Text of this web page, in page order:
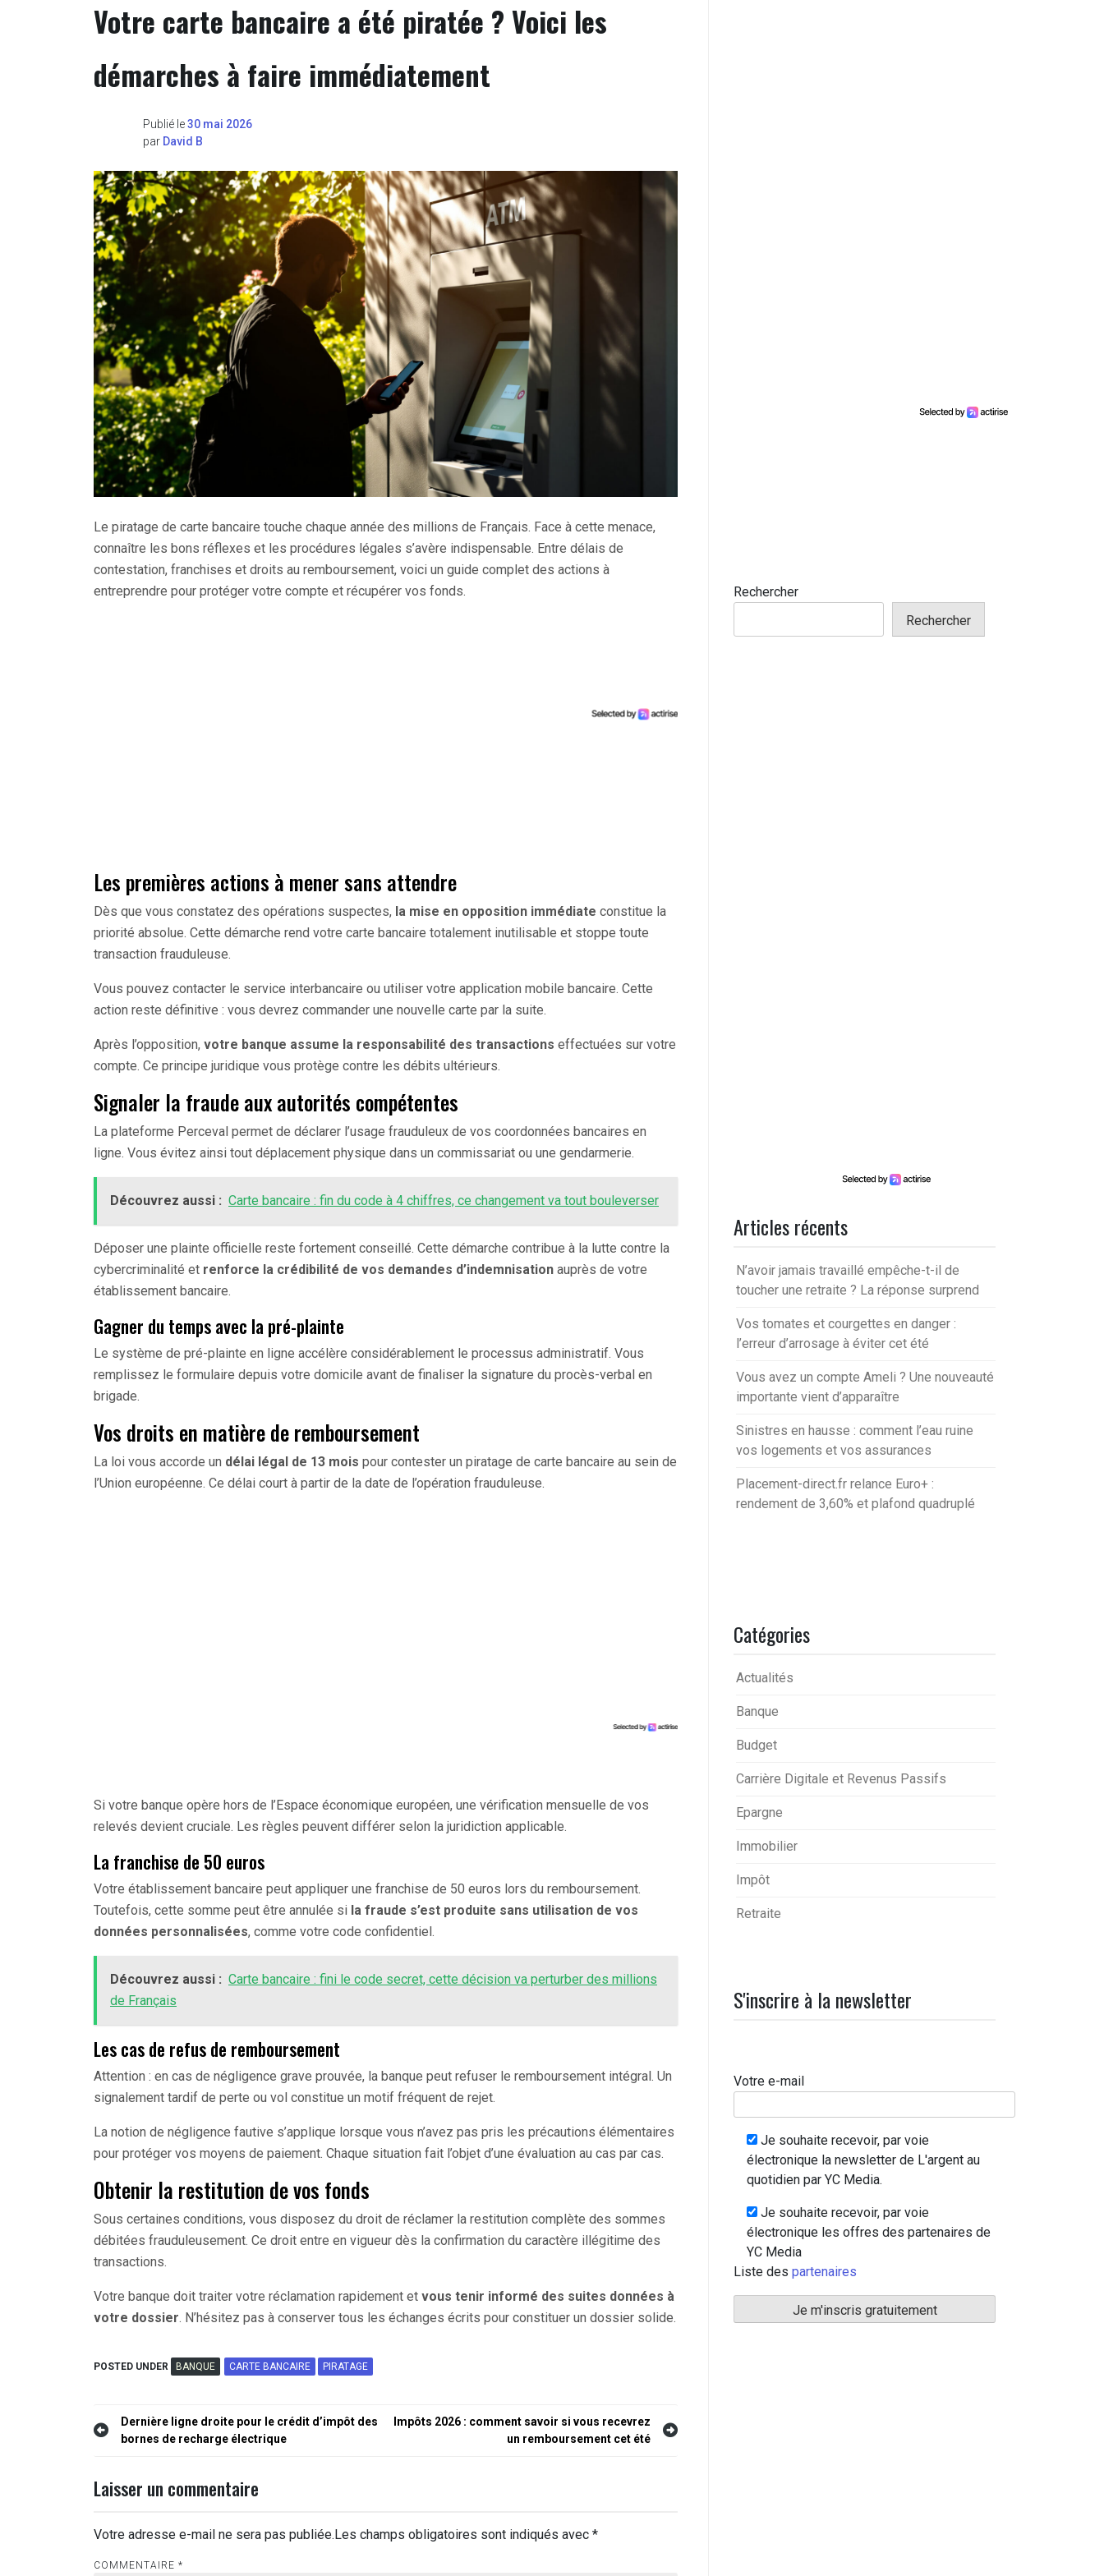
Votre carte bancaire a été piratée ? Voici les
démarches à faire immédiatement
Publié le30 mai 2026
par David B
Le piratage de carte bancaire touche chaque année des millions de Français. Face à cette menace,
connaître les bons réflexes et les procédures légales s’avère indispensable. Entre délais de
contestation, franchises et droits au remboursement, voici un guide complet des actions à
entreprendre pour protéger votre compte et récupérer vos fonds.
Les premières actions à mener sans attendre
Dès que vous constatez des opérations suspectes, la mise en opposition immédiate constitue la
priorité absolue. Cette démarche rend votre carte bancaire totalement inutilisable et stoppe toute
transaction frauduleuse.
Vous pouvez contacter le service interbancaire ou utiliser votre application mobile bancaire. Cette
action reste définitive : vous devrez commander une nouvelle carte par la suite.
Après l’opposition, votre banque assume la responsabilité des transactions effectuées sur votre
compte. Ce principe juridique vous protège contre les débits ultérieurs.
Signaler la fraude aux autorités compétentes
La plateforme Perceval permet de déclarer l’usage frauduleux de vos coordonnées bancaires en
ligne. Vous évitez ainsi tout déplacement physique dans un commissariat ou une gendarmerie.
Découvrez aussi : Carte bancaire : fin du code à 4 chiffres, ce changement va tout bouleverser
Déposer une plainte officielle reste fortement conseillé. Cette démarche contribue à la lutte contre la
cybercriminalité et renforce la crédibilité de vos demandes d’indemnisation auprès de votre
établissement bancaire.
Gagner du temps avec la pré-plainte
Le système de pré-plainte en ligne accélère considérablement le processus administratif. Vous
remplissez le formulaire depuis votre domicile avant de finaliser la signature du procès-verbal en
brigade.
Vos droits en matière de remboursement
La loi vous accorde un délai légal de 13 mois pour contester un piratage de carte bancaire au sein de
l’Union européenne. Ce délai court à partir de la date de l’opération frauduleuse.
Si votre banque opère hors de l’Espace économique européen, une vérification mensuelle de vos
relevés devient cruciale. Les règles peuvent différer selon la juridiction applicable.
La franchise de 50 euros
Votre établissement bancaire peut appliquer une franchise de 50 euros lors du remboursement.
Toutefois, cette somme peut être annulée si la fraude s’est produite sans utilisation de vos
données personnalisées, comme votre code confidentiel.
Découvrez aussi : Carte bancaire : fini le code secret, cette décision va perturber des millions
de Français
Les cas de refus de remboursement
Attention : en cas de négligence grave prouvée, la banque peut refuser le remboursement intégral. Un
signalement tardif de perte ou vol constitue un motif fréquent de rejet.
La notion de négligence fautive s’applique lorsque vous n’avez pas pris les précautions élémentaires
pour protéger vos moyens de paiement. Chaque situation fait l’objet d’une évaluation au cas par cas.
Obtenir la restitution de vos fonds
Sous certaines conditions, vous disposez du droit de réclamer la restitution complète des sommes
débitées frauduleusement. Ce droit entre en vigueur dès la confirmation du caractère illégitime des
transactions.
Votre banque doit traiter votre réclamation rapidement et vous tenir informé des suites données à
votre dossier. N’hésitez pas à conserver tous les échanges écrits pour constituer un dossier solide.
POSTED UNDER BANQUE CARTE BANCAIRE PIRATAGE
Navigation
l’article
Dernière ligne droite pour le crédit d’impôt des
bornes de recharge électrique
Impôts 2026 : comment savoir si vous recevrez
un remboursement cet été
Laisser un commentaire
Votre adresse e-mail ne sera pas publiée.Les champs obligatoires sont indiqués avec *
COMMENTAIRE *
Rechercher
Rechercher
Articles récents
N’avoir jamais travaillé empêche-t-il de
toucher une retraite ? La réponse surprend
Vos tomates et courgettes en danger :
l’erreur d’arrosage à éviter cet été
Vous avez un compte Ameli ? Une nouveauté
importante vient d’apparaître
Sinistres en hausse : comment l’eau ruine
vos logements et vos assurances
Placement-direct.fr relance Euro+ :
rendement de 3,60% et plafond quadruplé
Catégories
Actualités
Banque
Budget
Carrière Digitale et Revenus Passifs
Epargne
Immobilier
Impôt
Retraite
S'inscrire à la newsletter
Votre e-mail
Je souhaite recevoir, par voie
électronique la newsletter de L'argent au
quotidien par YC Media.
Je souhaite recevoir, par voie
électronique les offres des partenaires de
YC Media
Liste des partenaires